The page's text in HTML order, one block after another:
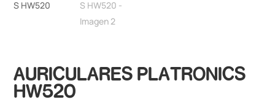
AURICULARES PLATRONICS
HW520